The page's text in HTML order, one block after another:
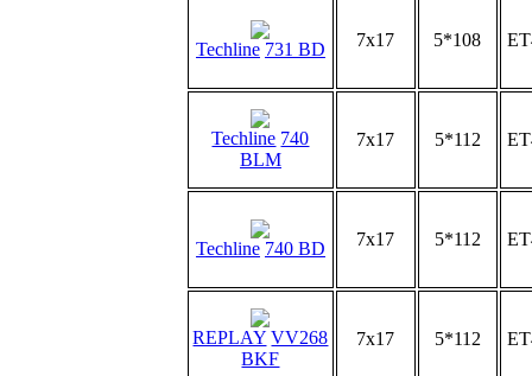
Techline 731 BD 7x17 5*108
Techline 740
BLM
7x17 5*112
Techline 740 BD 7x17 5*112
REPLAY VV268
BKF
7x17 5*112